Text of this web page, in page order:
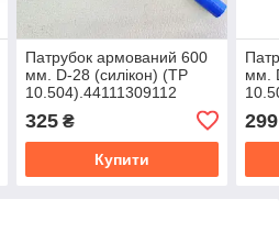
Патрубок армований 600
мм. D-28 (силікон) (TP
10.504).44111309112
325₴
Купити
мм.
299